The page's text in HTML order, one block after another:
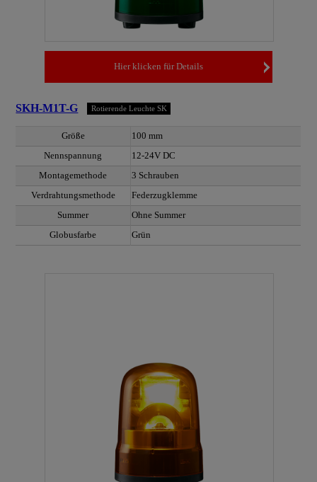
Hier klicken für Details
SKH-M1T-G Rotierende Leuchte SK
Größe
100 mm
Nennspannung
12-24V DC
Montagemethode
3 Schrauben
Verdrahtungsmethode
Federzugklemme
Summer
Ohne Summer
Globusfarbe
Grün